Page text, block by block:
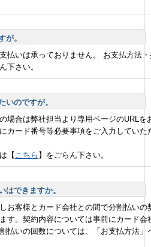
が。
払いは承っておりません。 お支払方法
下さい。
いのですが。
場合は弊社担当より専用ページのURLを
カード番号等必要事項をご入力していた
【 こちら 】をごらん下さい。
はできますか。
お客様とカード会社との間で分割払いの
す。契約内容については事前にカード会
払いの回数については、「お支払方法」